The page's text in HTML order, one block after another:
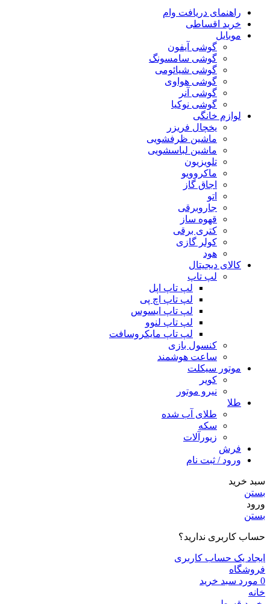
راهنمای دریافت وام
خرید اقساطی
موبایل
گوشی آیفون
گوشی سامسونگ
گوشی شیائومی
گوشی هواوی
گوشی آنر
گوشی نوکیا
لوازم خانگی
یخچال فریزر
ماشین ظرفشویی
ماشین لباسشویی
تلویزیون
ماکروویو
اجاق گاز
اتو
جاروبرقی
قهوه ساز
کتری برقی
کولر گازی
هود
کالای دیجیتال
لپ تاپ
لپ تاپ اپل
لپ تاپ اچ پی
لپ تاپ ایسوس
لپ تاپ لنوو
لپ تاپ مایکروسافت
کنسول بازی
ساعت هوشمند
موتور سیکلت
کویر
نیرو موتور
طلا
طلای آب شده
سکه
زیورآلات
فرش
ورود / ثبت نام
سبد خرید
بستن
ورود
بستن
حساب کاربری ندارید؟
ایجاد یک حساب کاربری
فروشگاه
0 مورد سبد خرید
خانه